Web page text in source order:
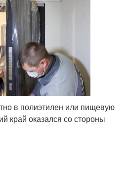
в полиэтилен или пищевую
край оказался со стороны